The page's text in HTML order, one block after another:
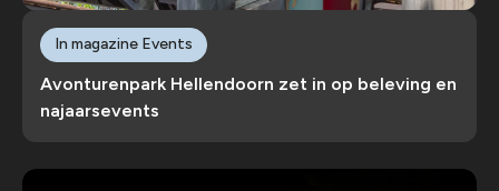
Avonturenpark Hellendoorn zet in op beleving en
najaarsevents
In magazine Events